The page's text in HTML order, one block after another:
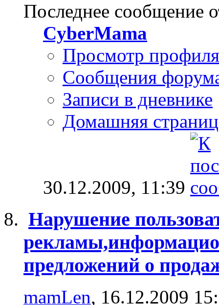
Последнее сообщение
CyberMama
Просмотр профиля
Сообщения
Записи в дневнике
Домашняя
30.12.2009, 11:39
Нарушение
предложений о
mamLen, 16.12.2009